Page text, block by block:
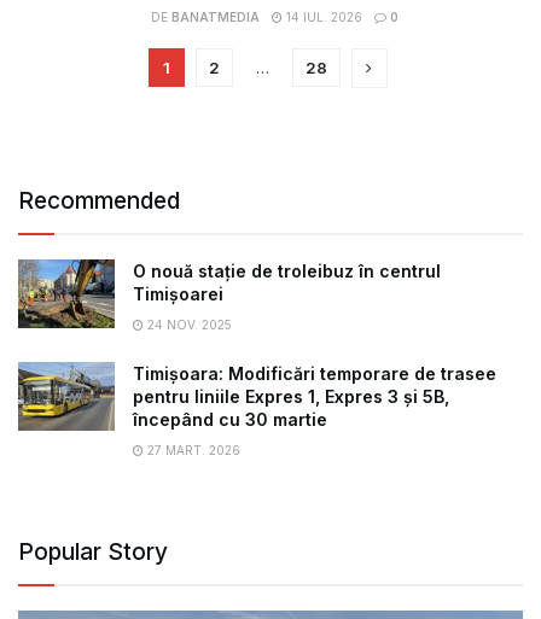
DE BANATMEDIA 14 IUL. 2026 0
1 2 … 28
Recommended
O nouă stație de troleibuz în centrul
Timișoarei
24 NOV. 2025
Timișoara: Modificări temporare de trasee
pentru liniile Expres 1, Expres 3 și 5B,
începând cu 30 martie
27 MART. 2026
Popular Story